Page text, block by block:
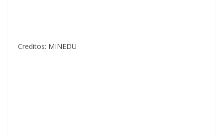
Creditos: MINEDU